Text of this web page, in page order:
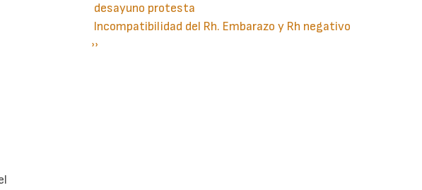
desayuno protesta
Incompatibilidad del Rh. Embarazo y Rh negativo
Paginación
Siguiente
››